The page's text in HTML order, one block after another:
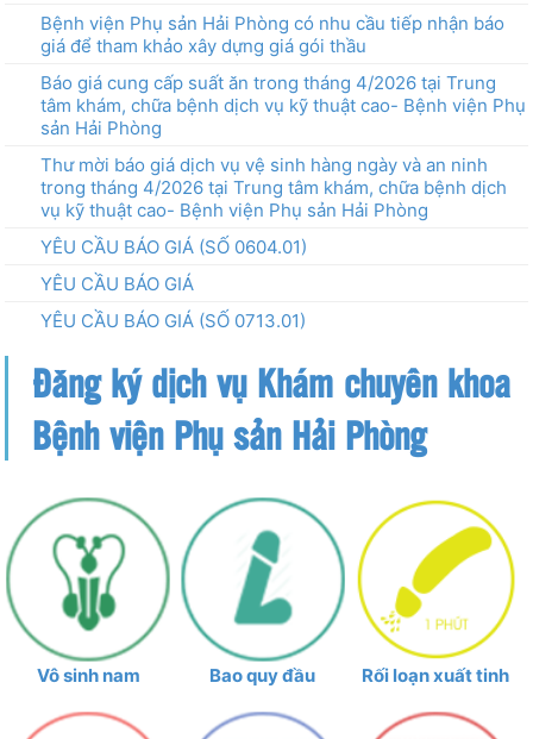
Bệnh viện Phụ sản Hải Phòng có nhu cầu tiếp nhận báo
giá để tham khảo xây dựng giá gói thầu
Báo giá cung cấp suất ăn trong tháng 4/2026 tại Trung
tâm khám, chữa bệnh dịch vụ kỹ thuật cao- Bệnh viện Phụ
sản Hải Phòng
Thư mời báo giá dịch vụ vệ sinh hàng ngày và an ninh
trong tháng 4/2026 tại Trung tâm khám, chữa bệnh dịch
vụ kỹ thuật cao- Bệnh viện Phụ sản Hải Phòng
YÊU CẦU BÁO GIÁ (SỐ 0604.01)
YÊU CẦU BÁO GIÁ
YÊU CẦU BÁO GIÁ (SỐ 0713.01)
Đăng ký dịch vụ Khám chuyên khoa
Bệnh viện Phụ sản Hải Phòng
Vô sinh nam Bao quy đầu Rối loạn xuất tinh